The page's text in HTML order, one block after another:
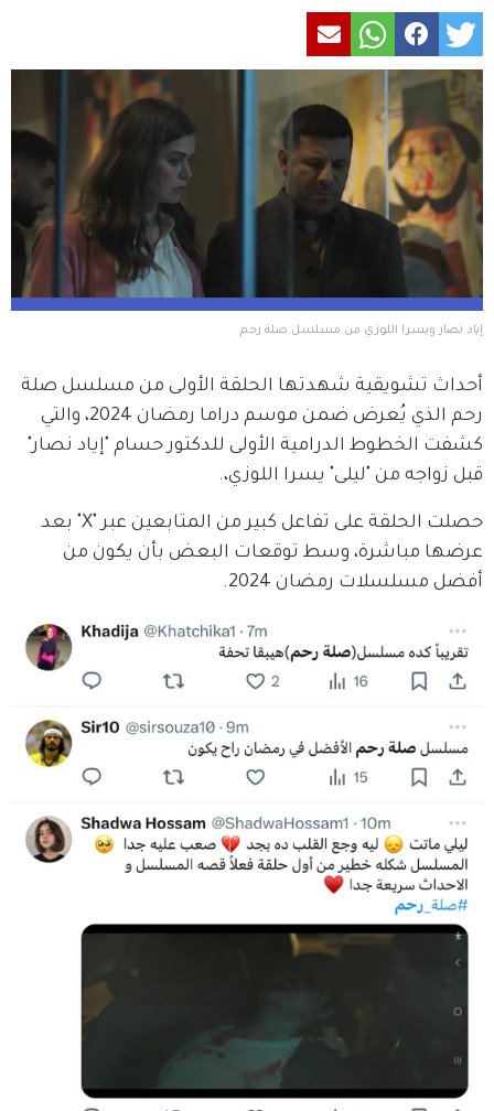
إياد نصار ويسرا اللوزي من مسلسل صلة رحم
أحداث تشويقية شهدتها الحلقة الأولى من مسلسل صلة
رحم الذي يُعرض ضمن موسم دراما رمضان 2024، والتي
كشفت الخطوط الدرامية الأولى للدكتور حسام "إياد نصار"
قبل زواجه من "ليلى" يسرا اللوزي،.
حصلت الحلقة على تفاعل كبير من المتابعين عبر "X" بعد
عرضها مباشرة، وسط توقعات البعض بأن يكون من
أفضل مسلسلات رمضان 2024.